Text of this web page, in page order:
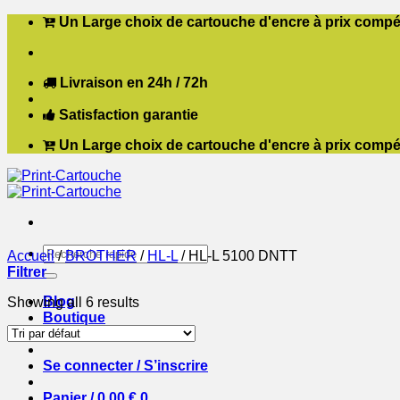
Passer
contenu
Un Large choix de cartouche d'encre à prix
Livraison en 24h / 72h
Satisfaction garantie
Un Large choix de cartouche d'encre à prix
Recherche
pour :
Blog
Boutique
Contact
Se connecter / S’inscrire
Accueil / BROTHER / HL-L /HL-L 5100 DNTT
Filtrer
Showing all 6 results